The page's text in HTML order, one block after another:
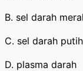
B. sel darah
C. sel darah putih
D. plasma darah